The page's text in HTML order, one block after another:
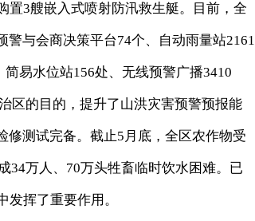
置3艘嵌入式喷射防汛救生艇。目前，全
与会商决策平台74个、自动雨量站2161
易水位站156处、无线预警广播3410
区的目的，提升了山洪灾害预警预报能
修测试完备。截止5月底，全区农作物受
34万人、70万头牲畜临时饮水困难。已
挥了重要作用。